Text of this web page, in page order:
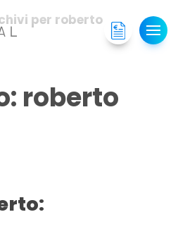
per roberto
roberto